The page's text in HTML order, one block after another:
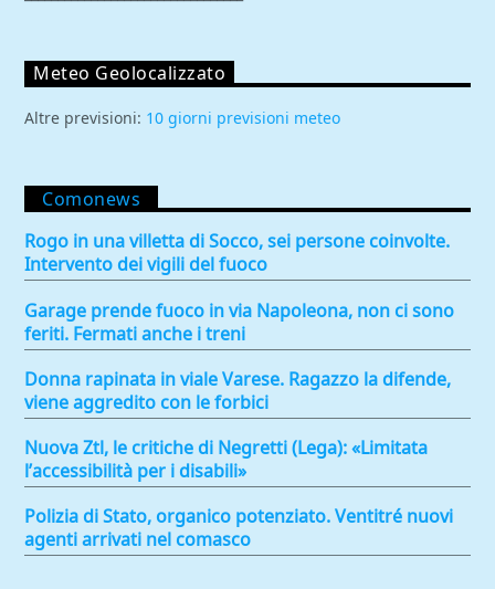
Meteo Geolocalizzato
Altre previsioni: 10 giorni previsioni meteo
Comonews
Rogo in una villetta di Socco, sei persone coinvolte.
Intervento dei vigili del fuoco
Garage prende fuoco in via Napoleona, non ci sono
feriti. Fermati anche i treni
Donna rapinata in viale Varese. Ragazzo la difende,
viene aggredito con le forbici
Nuova Ztl, le critiche di Negretti (Lega): «Limitata
l’accessibilità per i disabili»
Polizia di Stato, organico potenziato. Ventitré nuovi
agenti arrivati nel comasco